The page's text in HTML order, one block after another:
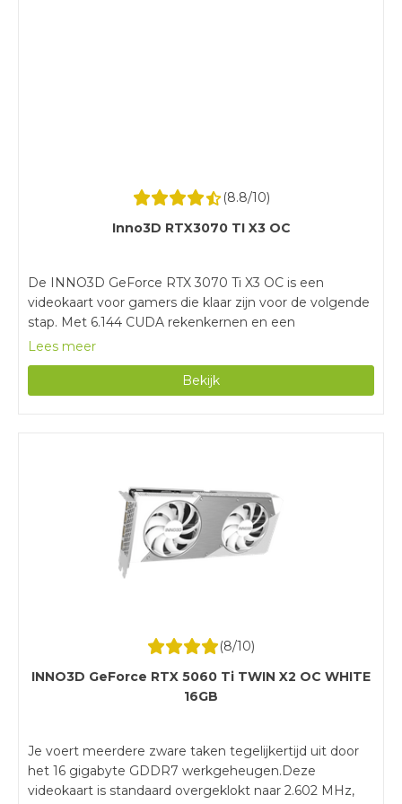
(8.8/10)
Inno3D RTX3070 TI X3 OC
De INNO3D GeForce RTX 3070 Ti X3 OC is een
videokaart voor gamers die klaar zijn voor de volgende
stap. Met 6.144 CUDA rekenkernen en een
kloksnelheid van 1785 MHz game je vloeiend in QHD
tweede generatie Ray Tracing technologie ervaar je
levensechte lichteffecten, zoals schaduwen. Zo ervaar
ventilatoren op de videokaart voeren de hete lucht
effectief af en houden de kaart goed gekoeld, ook
wanneer je in een verhit potje terecht komt.
Lees meer
Bekijk
(8/10)
INNO3D GeForce RTX 5060 Ti TWIN X2 OC WHITE
16GB
Je voert meerdere zware taken tegelijkertijd uit door
het 16 gigabyte GDDR7 werkgeheugen.Deze
videokaart is standaard overgeklokt naar 2.602 MHz,